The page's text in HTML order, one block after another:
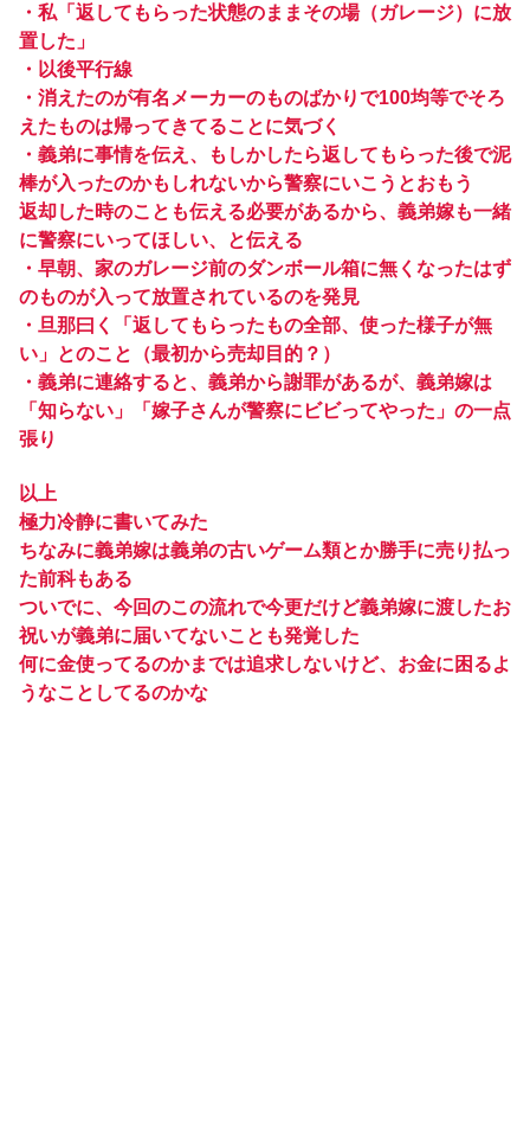
・私「返してもらった状態のままその場（ガレージ）に放
置した」
・以後平行線
・消えたのが有名メーカーのものばかりで100均等でそろ
えたものは帰ってきてることに気づく
・義弟に事情を伝え、もしかしたら返してもらった後で泥
棒が入ったのかもしれないから警察にいこうとおもう
返却した時のことも伝える必要があるから、義弟嫁も一緒
に警察にいってほしい、と伝える
・早朝、家のガレージ前のダンボール箱に無くなったはず
のものが入って放置されているのを発見
・旦那曰く「返してもらったもの全部、使った様子が無
い」とのこと（最初から売却目的？）
・義弟に連絡すると、義弟から謝罪があるが、義弟嫁は
「知らない」「嫁子さんが警察にビビってやった」の一点
張り
以上
極力冷静に書いてみた
ちなみに義弟嫁は義弟の古いゲーム類とか勝手に売り払っ
た前科もある
ついでに、今回のこの流れで今更だけど義弟嫁に渡したお
祝いが義弟に届いてないことも発覚した
何に金使ってるのかまでは追求しないけど、お金に困るよ
うなことしてるのかな